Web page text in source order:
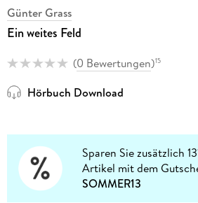
Günter Grass
Ein weites Feld
(0 Bewertungen)15
Hörbuch Download
Sparen Sie zusätzlich
Artikel mit dem
SOMMER13